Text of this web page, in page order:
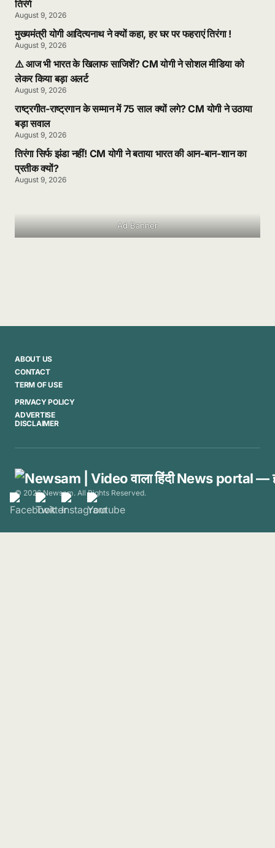
तिरंगे
August 9, 2026
मुख्यमंत्री योगी आदित्यनाथ ने क्यों कहा, हर घर पर फहराएं तिरंगा !
August 9, 2026
⚠️ आज भी भारत के खिलाफ साजिशें? CM योगी ने सोशल मीडिया को
लेकर किया बड़ा अलर्ट
August 9, 2026
राष्ट्रगीत-राष्ट्रगान के सम्मान में 75 साल क्यों लगे? CM योगी ने उठाया
बड़ा सवाल
August 9, 2026
तिरंगा सिर्फ झंडा नहीं! CM योगी ने बताया भारत की आन-बान-शान का
प्रतीक क्यों?
August 9, 2026
Ad Banner
ABOUT US
CONTACT
TERM OF USE
PRIVACY POLICY
ADVERTISE
DISCLAIMER
© 2026 Newsam. All Rights Reserved.